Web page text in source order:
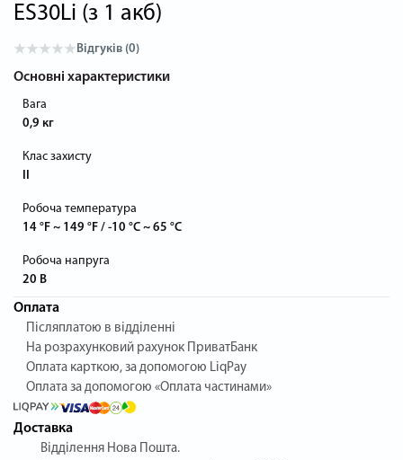
ES30Li (з 1 акб)
Відгуків (0)
Основні характеристики
Вага
0,9 кг
Клас захисту
Робоча температура
14 °F ~ 149 °F / -10 °C ~ 65 °C
Робоча напруга
20 В
Оплата
Післяплатою в відділенні
На розрахунковий рахунок ПриватБанк
Оплата карткою, за допомогою LiqPay
Оплата за допомогою «Оплата частинами»
Доставка
Відділення Нова Пошта.